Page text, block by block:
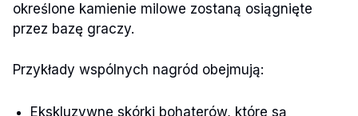
określone kamienie milowe zostaną osiągnięte
przez bazę graczy.
Przykłady wspólnych nagród obejmują:
Ekskluzywne skórki bohaterów, które są